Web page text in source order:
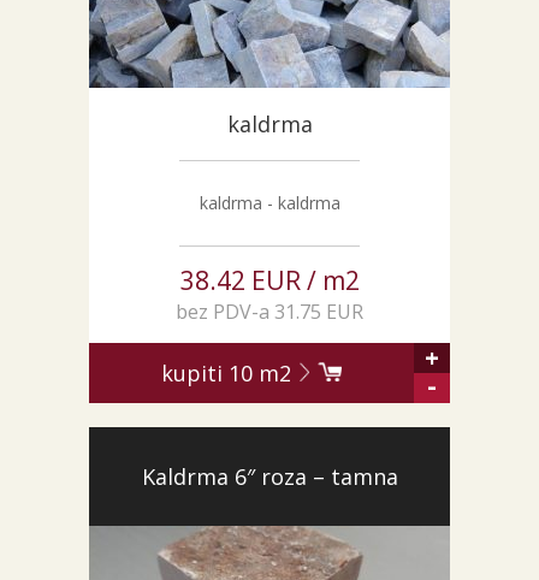
NOVI PROIZVODI
SHOWROOM
kaldrma
kaldrma - kaldrma
38.42 EUR / m2
bez PDV-a 31.75 EUR
kupiti 10 m2
+
-
Kaldrma 6″ roza – tamna